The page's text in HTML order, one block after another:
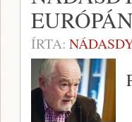
ÍRTA: